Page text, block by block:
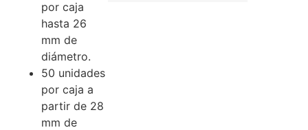
por caja
hasta 26
mm de
diámetro.
50 unidades
por caja a
partir de 28
mm de